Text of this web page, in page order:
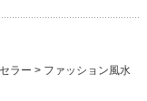
ラー > ファッション風水